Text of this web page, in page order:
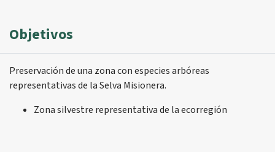
Objetivos
Preservación de una zona con especies arbóreas
representativas de la Selva Misionera.
Zona silvestre representativa de la ecorregión